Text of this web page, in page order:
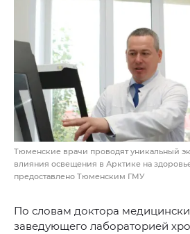
Тюменские врачи проводят уникальный
влияния освещения в Арктике на
предоставлено Тюменским ГМУ
По словам доктора
заведующего лабораторией